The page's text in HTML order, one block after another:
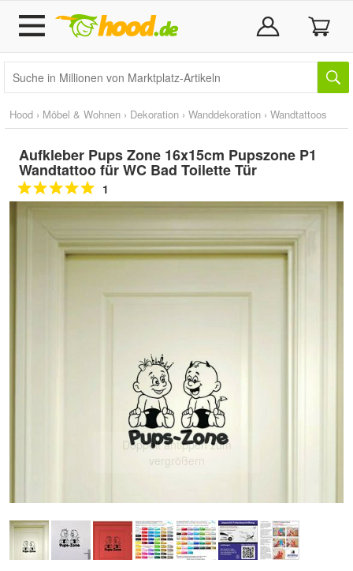
Hood › Möbel & Wohnen › Dekoration › Wanddekoration › Wandtattoos
Aufkleber Pups Zone 16x15cm Pupszone P1
Wandtattoo für WC Bad Toilette Tür
1
Doppelt antippen zum
vergrößern